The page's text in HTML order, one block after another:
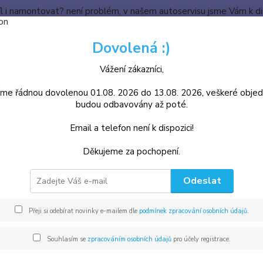
i namontovat? není problém, v našem autoservisu jsme Vám k
Hledat
Škoda přední náprava,
Tlumič pérování přední, Octavia, Leon, Audi, Bora, Golf,
přední náprava
Dovolená :)
Vážení zákazníci,
řádnou dovolenou 01.08. 2026 do 13.08. 2026, veškeré
budou odbavovány až poté.
Email a telefon není k dispozici!
Děkujeme za pochopení.
Odeslat
Přeji si odebírat novinky e-mailem dle podmínek zpracování osobních údajů.
Souhlasím se zpracováním osobních údajůpro účely registrace.